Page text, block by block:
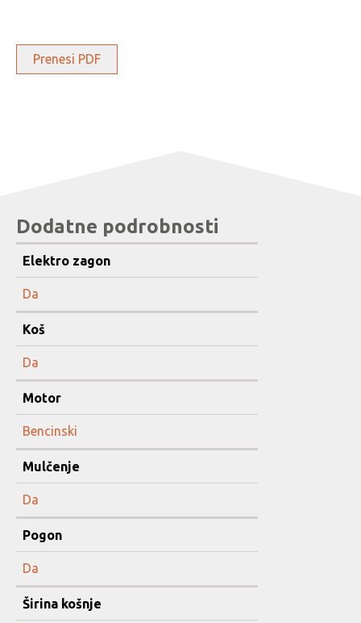
Prenesi PDF
Dodatne podrobnosti
Elektro zagon
Da
Koš
Da
Motor
Bencinski
Mulčenje
Da
Pogon
Da
Širina košnje